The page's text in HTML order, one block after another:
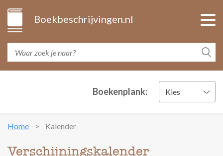
Boekbeschrijvingen.nl
Boekenplank: Kies
Home Kalender
Verschijningskalender